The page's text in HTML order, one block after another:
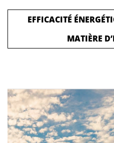
EFFICACITÉ
MATIÈRE